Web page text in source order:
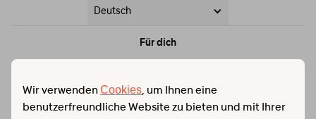
Deutsch
Für dich
FAQs
Über Gymondo